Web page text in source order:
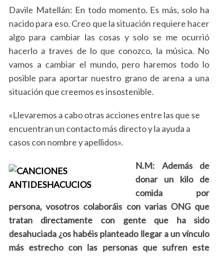
Davile Matellán: En todo momento. Es más, solo ha
nacido para eso. Creo que la situación requiere hacer
algo para cambiar las cosas y solo se me ocurrió
hacerlo a traves de lo que conozco, la música. No
vamos a cambiar el mundo, pero haremos todo lo
posible para aportar nuestro grano de arena a una
situación que creemos es insostenible.
«Llevaremos a cabo otras acciones entre las que se
encuentran un contacto más directo y la ayuda a
casos con nombre y apellidos».
N.M: Además de
donar un kilo de
comida por
persona, vosotros colaboráis con varias ONG que
tratan directamente con gente que ha sido
desahuciada ¿os habéis planteado llegar a un vínculo
más estrecho con las personas que sufren este